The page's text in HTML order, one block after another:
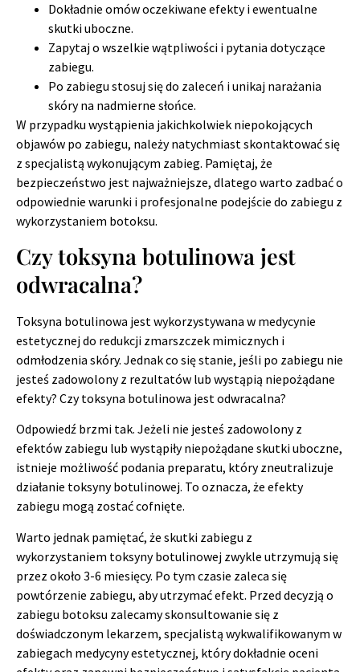
Dokładnie omów oczekiwane efekty i ewentualne
skutki uboczne.
Zapytaj o wszelkie wątpliwości i pytania dotyczące
zabiegu.
Po zabiegu stosuj się do zaleceń i unikaj narażania
skóry na nadmierne słońce.
W przypadku wystąpienia jakichkolwiek niepokojących
objawów po zabiegu, należy natychmiast skontaktować się
z specjalistą wykonującym zabieg. Pamiętaj, że
bezpieczeństwo jest najważniejsze, dlatego warto zadbać o
odpowiednie warunki i profesjonalne podejście do zabiegu z
wykorzystaniem botoksu.
Czy toksyna botulinowa jest
odwracalna?
Toksyna botulinowa jest wykorzystywana w medycynie
estetycznej do redukcji zmarszczek mimicznych i
odmłodzenia skóry. Jednak co się stanie, jeśli po zabiegu nie
jesteś zadowolony z rezultatów lub wystąpią niepożądane
efekty? Czy toksyna botulinowa jest odwracalna?
Odpowiedź brzmi tak. Jeżeli nie jesteś zadowolony z
efektów zabiegu lub wystąpiły niepożądane skutki uboczne,
istnieje możliwość podania preparatu, który zneutralizuje
działanie toksyny botulinowej. To oznacza, że efekty
zabiegu mogą zostać cofnięte.
Warto jednak pamiętać, że skutki zabiegu z
wykorzystaniem toksyny botulinowej zwykle utrzymują się
przez około 3-6 miesięcy. Po tym czasie zaleca się
powtórzenie zabiegu, aby utrzymać efekt. Przed decyzją o
zabiegu botoksu zalecamy skonsultowanie się z
doświadczonym lekarzem, specjalistą wykwalifikowanym w
zabiegach medycyny estetycznej, który dokładnie oceni